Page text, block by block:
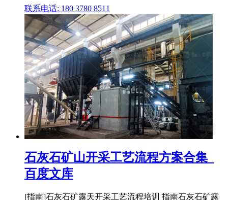
联系电话: 180 3780 8511
石灰石矿山开采工艺流程方案合集_
百度文库
[指南]石灰石矿露天开采工艺流程培训 指南石灰石矿露